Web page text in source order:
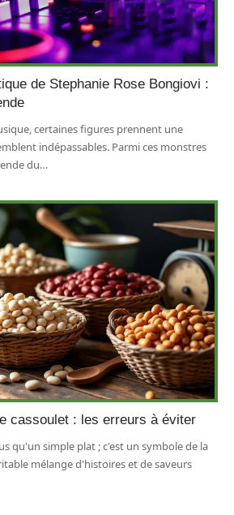
de Stephanie Rose Bongiovi :
certaines figures prennent une
indépassables. Parmi ces monstres
du…
cassoulet : les erreurs à éviter
qu'un simple plat ; c'est un symbole de la
mélange d'histoires et de saveurs